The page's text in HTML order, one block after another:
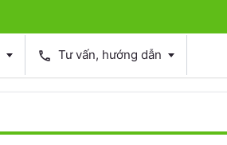
phone Tư vấn, hướng dẫn